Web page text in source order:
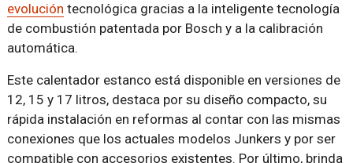
evolución tecnológica gracias a la inteligente tecnología
de combustión patentada por Bosch y a la calibración
automática.
Este calentador estanco está disponible en versiones de
12, 15 y 17 litros, destaca por su diseño compacto, su
rápida instalación en reformas al contar con las mismas
conexiones que los actuales modelos Junkers y por ser
compatible con accesorios existentes. Por último, brinda